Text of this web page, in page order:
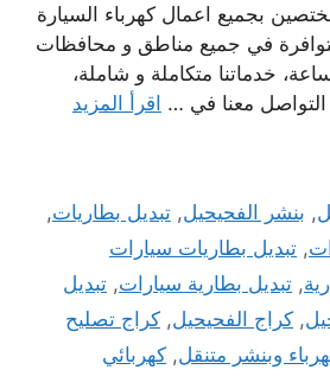
بجميع اعمال كهرباء السيارة
متوافرة في جميع مناطق و محافظات
خدماتنا متكاملة و شاملة،
التواصل معنا في … اقرأ المزيد
, بنشر الفحيحيل,تبديل بطاريات,
, تبديل بطاريات سيارات
, تبديل بطارية سيارات, تبديل
, كراج الفحيحيل, كراج تصليح
وبنشر متنقل, كهربائي